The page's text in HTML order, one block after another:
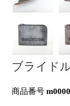
ブライド
商品番号